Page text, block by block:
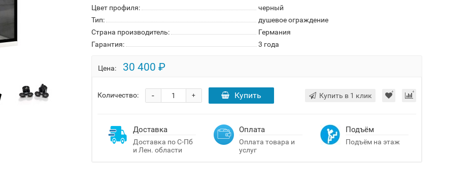
Цвет профиля:
черный
Тип:
душевое ограждение
Страна производитель:
Германия
Гарантия:
3 года
Цена: 30 400 ₽
Количество: +
- Купить Купить в 1 клик
Доставка
Доставка по С-Пб
и Лен. области
Оплата
Оплата товара и
услуг
Подъём
Подъём на этаж